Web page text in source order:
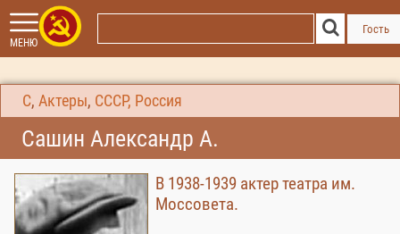
МЕНЮ
Гость
С, Актеры, СССР, Россия
Сашин Александр А.
В 1938-1939 актер театра им.
Моссовета.